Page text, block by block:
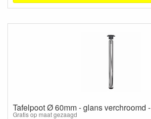
Tafelpoot Ø 60mm - glans verchroomd
Gratis op maat gezaagd